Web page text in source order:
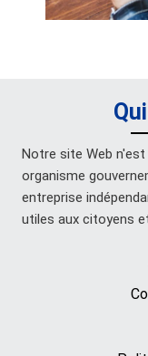
Notre site Web
organisme
entreprise
utiles aux citoyens